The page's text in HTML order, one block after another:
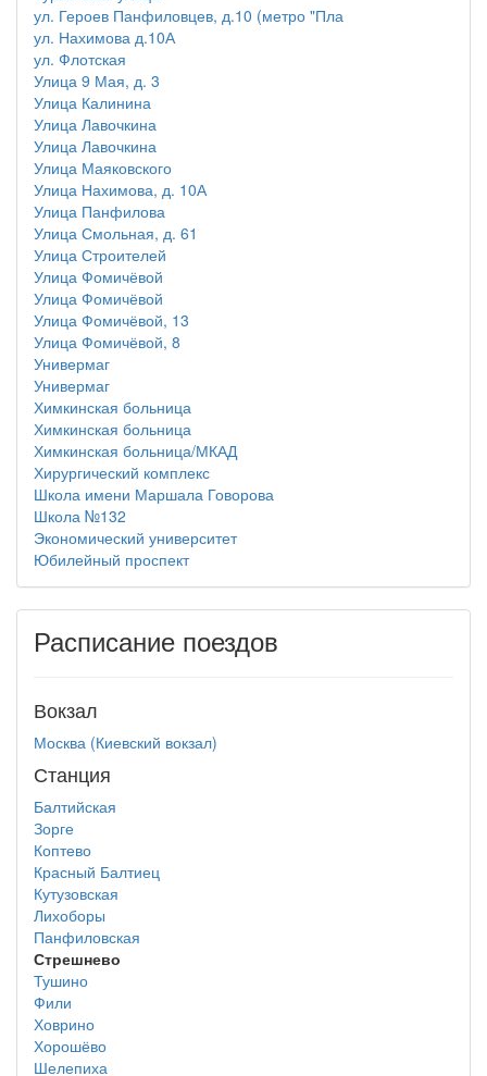
ул. Героев Панфиловцев, д.10 (метро "Пла
ул. Нахимова д.10А
ул. Флотская
Улица 9 Мая, д. 3
Улица Калинина
Улица Лавочкина
Улица Лавочкина
Улица Маяковского
Улица Нахимова, д. 10А
Улица Панфилова
Улица Смольная, д. 61
Улица Строителей
Улица Фомичёвой
Улица Фомичёвой
Улица Фомичёвой, 13
Улица Фомичёвой, 8
Универмаг
Универмаг
Химкинская больница
Химкинская больница
Химкинская больница/МКАД
Хирургический комплекс
Школа имени Маршала Говорова
Школа №132
Экономический университет
Юбилейный проспект
Расписание поездов
Вокзал
Москва (Киевский вокзал)
Станция
Балтийская
Зорге
Коптево
Красный Балтиец
Кутузовская
Лихоборы
Панфиловская
Стрешнево
Тушино
Фили
Ховрино
Хорошёво
Шелепиха